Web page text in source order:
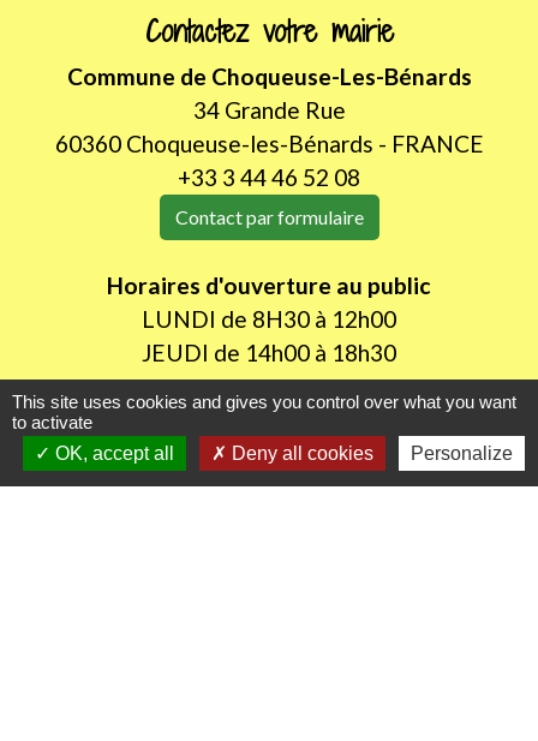
Contactez votre mairie
Commune de Choqueuse-Les-Bénards
34 Grande Rue
60360 Choqueuse-les-Bénards - FRANCE
+33 3 44 46 52 08
Contact par formulaire
Horaires d'ouverture au public
LUNDI de 8H30 à 12h00
JEUDI de 14h00 à 18h30
Liens utiles
This site uses cookies and gives you control over what you want
to activate
OK, accept all
Deny all cookies Personalize